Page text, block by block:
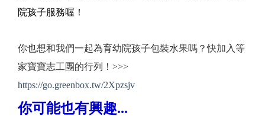
院孩子服務喔！
你也想和我們一起為育幼院孩子包裝水果嗎？快加入等
家寶寶志工團的行列！>>>
https://go.greenbox.tw/2Xpzsjv
你可能也有興趣...